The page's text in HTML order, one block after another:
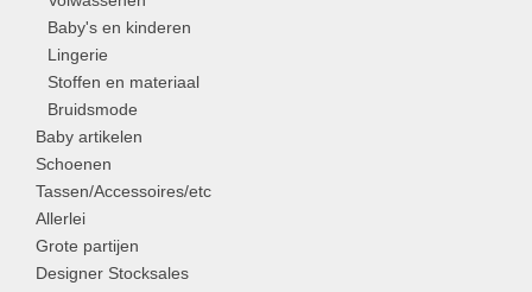
Baby's en kinderen
Lingerie
Stoffen en materiaal
Bruidsmode
Baby artikelen
Schoenen
Tassen/Accessoires/etc
Allerlei
Grote partijen
Designer Stocksales